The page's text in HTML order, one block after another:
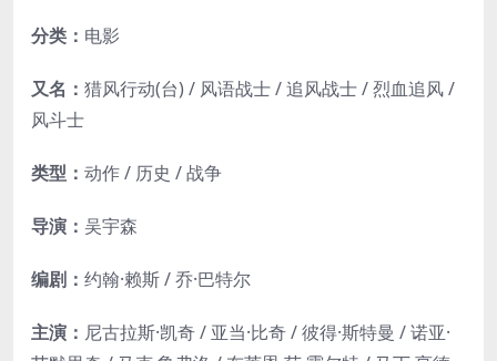
分类： 电影
又名： 猎风行动(台) / 风语战士 / 追风战士 / 烈血追风 /
风斗士
类型： 动作 / 历史 / 战争
导演： 吴宇森
编剧： 约翰·赖斯 / 乔·巴特尔
主演： 尼古拉斯·凯奇 / 亚当·比奇 / 彼得·斯特曼 / 诺亚·